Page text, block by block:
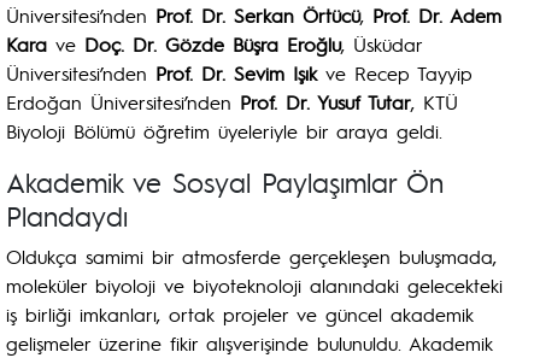
Üniversitesi’nden Prof. Dr. Serkan Örtücü, Prof. Dr. Adem
Kara ve Doç. Dr. Gözde Büşra Eroğlu, Üsküdar
Üniversitesi’nden Prof. Dr. Sevim Işıkve Recep Tayyip
Erdoğan Üniversitesi’nden Prof. Dr. Yusuf Tutar, KTÜ
Biyoloji Bölümü öğretim üyeleriyle bir araya geldi.
Akademik ve Sosyal Paylaşımlar Ön
Plandaydı
Oldukça samimi bir atmosferde gerçekleşen buluşmada,
moleküler biyoloji ve biyoteknoloji alanındaki gelecekteki
iş birliği imkanları, ortak projeler ve güncel akademik
gelişmeler üzerine fikir alışverişinde bulunuldu. Akademik